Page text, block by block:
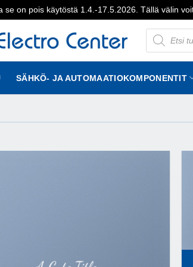
se on pois käytöstä 1.4.-17.5.2026. Tällä välin
Products
search
SÄHKÖ- JA AUTOMAATIOKOMPONENTIT